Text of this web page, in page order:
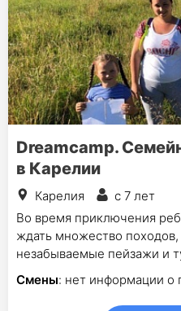
Dreamcamp.
в Карелии
Карелия
с 7 лет
Во время приключения
ждать множество
незабываемые пейзажи и
Смены: нет информации о